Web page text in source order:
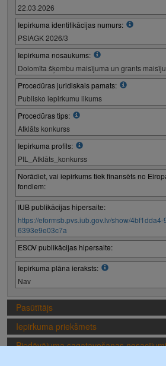
22.03.2026
Iepirkuma identifikācijas numurs:
PSIAGK 2026/3
Iepirkuma nosaukums:
Dolomīta šķembu maisījuma un grants
Procedūras juridiskais pamats:
Publisko iepirkumu likums
Procedūras tips:
Atklāts konkurss
Iepirkuma profils:
PIL_Atklāts_konkurss
Norādiet, vai iepirkums tiek finansēts no
fondiem:
IUB publikācijas hipersaite:
https://eformsb.pvs.iub.gov.lv/show/
6393e9e03c7a
ESOV publikācijas hipersaite:
Iepirkuma plāna ieraksts:
Nav
Pasūtītājs
Iepirkuma priekšmets
Piedāvājuma sagatavošanas nosacījumi